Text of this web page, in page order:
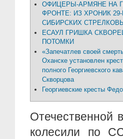
ОФИЦЕРЫ-АРМЯНЕ НА
ФРОНТЕ: ИЗ ХРОНИК 29-
СИБИРСКИХ
ЕСАУЛ ГРИШКА
ПОТОМКИ
«Запечатлев своей
Оханске установлен
полного Георгиевского
Скворцова
Георгиевские кресты
Отечественной
колесили по